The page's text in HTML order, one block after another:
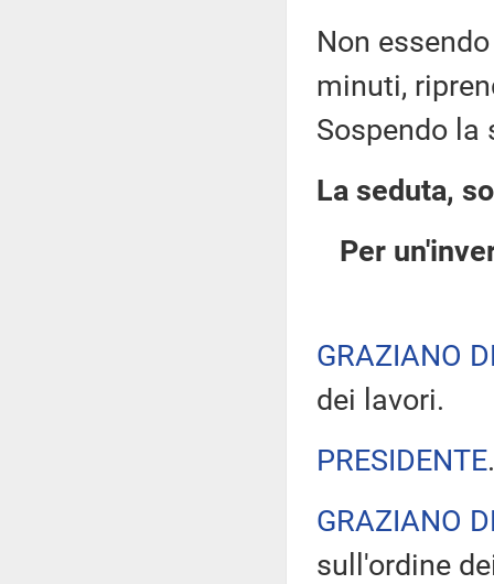
Non
minuti,
Sospendo la
La seduta,
Per
GRAZIANO
dei lavori.
PRESIDENTE
GRAZIANO
sull'ordine